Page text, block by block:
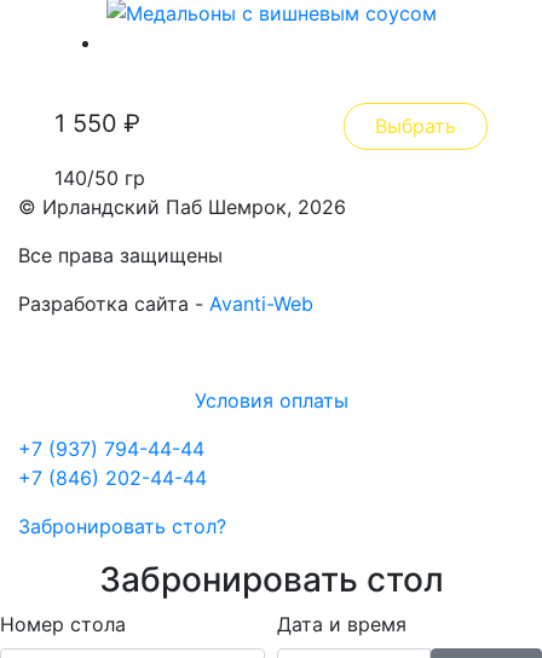
1 550 ₽ Выбрать
140/50 гр
© Ирландский Паб Шемрок, 2026
Все права защищены
Разработка сайта - Avanti-Web
Условия оплаты
+7 (937) 794-44-44
+7 (846) 202-44-44
Забронировать стол?
Забронировать стол
Номер стола Дата и время